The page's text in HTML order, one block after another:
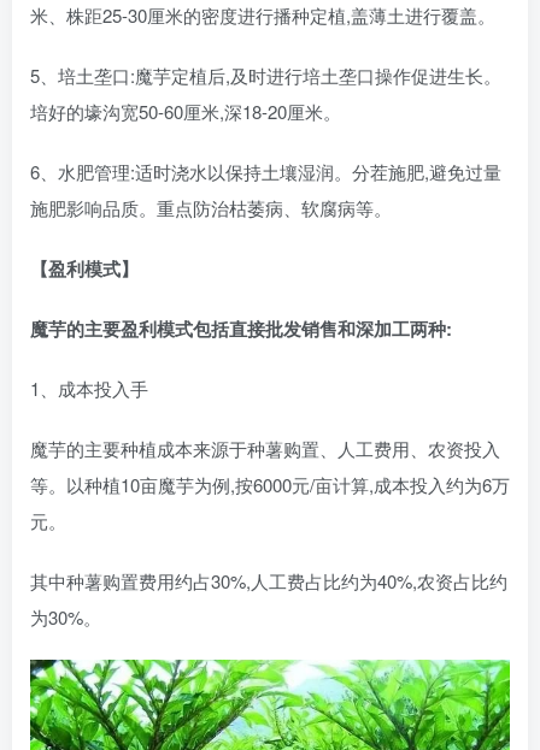
米、株距25-30厘米的密度进行播种定植,盖薄土进行覆盖。
5、培土垄口:魔芋定植后,及时进行培土垄口操作促进生长。
培好的壕沟宽50-60厘米,深18-20厘米。
6、水肥管理:适时浇水以保持土壤湿润。分茬施肥,避免过量
施肥影响品质。重点防治枯萎病、软腐病等。
【盈利模式】
魔芋的主要盈利模式包括直接批发销售和深加工两种:
1、成本投入手
魔芋的主要种植成本来源于种薯购置、人工费用、农资投入
等。以种植10亩魔芋为例,按6000元/亩计算,成本投入约为6万
元。
其中种薯购置费用约占30%,人工费占比约为40%,农资占比约
为30%。